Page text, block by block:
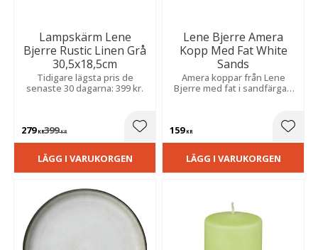
Lampskärm Lene
Bjerre Rustic Linen Grå
30,5x18,5cm
Tidigare lägsta pris de
senaste 30 dagarna: 399 kr.
279KR399KR Lägg till i favoriter
LÄGG I VARUKORGEN
Lene Bjerre Amera
Kopp Med Fat White
Sands
Amera koppar från Lene
Bjerre med fat i sandfärgad
159KR
LÄGG I VARUKORGEN